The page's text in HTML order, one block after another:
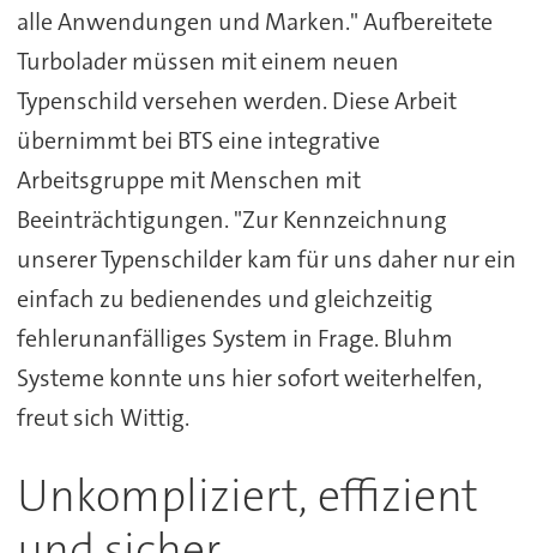
alle Anwendungen und Marken." Aufbereitete
Turbolader müssen mit einem neuen
Typenschild versehen werden. Diese Arbeit
übernimmt bei BTS eine integrative
Arbeitsgruppe mit Menschen mit
Beeinträchtigungen. "Zur Kennzeichnung
unserer Typenschilder kam für uns daher nur ein
einfach zu bedienendes und gleichzeitig
fehlerunanfälliges System in Frage. Bluhm
Systeme konnte uns hier sofort weiterhelfen,
freut sich Wittig.
Unkompliziert, effizient